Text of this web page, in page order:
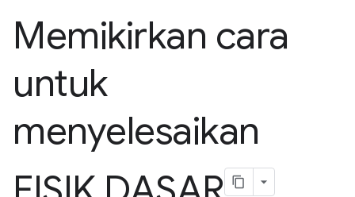
Memikirkan cara
untuk
menyelesaikan